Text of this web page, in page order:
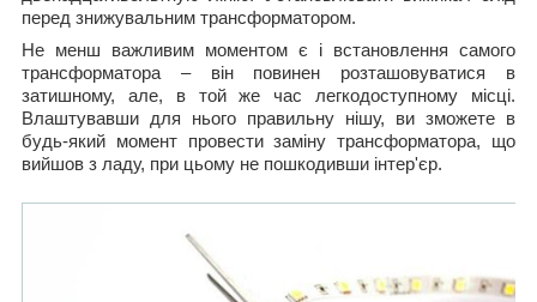
перед знижувальним трансформатором.
Не менш важливим моментом є і встановлення самого
трансформатора – він повинен розташовуватися в
затишному, але, в той же час легкодоступному місці.
Влаштувавши для нього правильну нішу, ви зможете в
будь-який момент провести заміну трансформатора, що
вийшов з ладу, при цьому не пошкодивши інтер'єр.